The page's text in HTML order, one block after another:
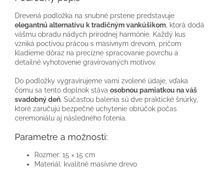
Drevená podložka na snubné prstene predstavuje
elegantnú alternatívu k tradičným vankúšikom, ktorá dodá
vášmu obradu nádych prírodnej harmónie. Každý kus
vzniká poctivou prácou s masívnym drevom, pričom
kladieme dôraz na precízne spracovanie povrchu a
detailné vyhotovenie gravírovaných motívov.
Do podložky vygravírujeme vami zvolené údaje, vďaka
čomu sa tento doplnok stáva osobnou pamiatkou na váš
svadobný deň. Súčasťou balenia sú dve praktické šnúrky,
ktoré zaručujú bezpečné uchytenie obrúčok počas
ceremoniálu aj následného fotenia.
Parametre a možnosti:
Rozmer: 15 × 15 cm
Materiál: kvalitné masívne drevo